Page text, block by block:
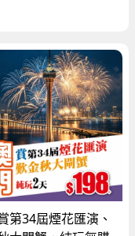
第34屆煙花匯演、